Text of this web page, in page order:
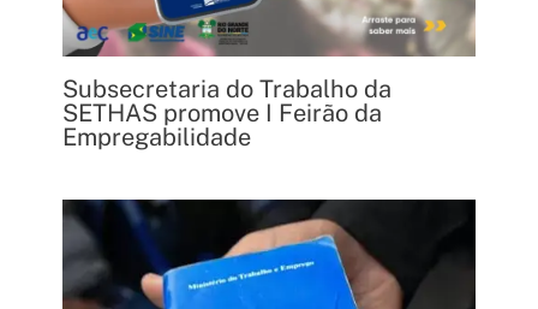
Subsecretaria do Trabalho da
SETHAS promove I Feirão da
Empregabilidade